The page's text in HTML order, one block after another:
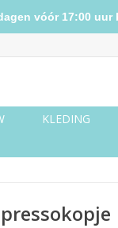
KLEDING
vóór 17:00 uur